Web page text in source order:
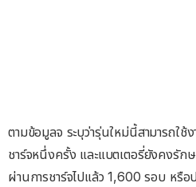
ตามข้อมูลจ ระบุว่ารุ่นใหม่นี้สามารถใช้
ชาร์จหนึ่งครั้ง และแบตเตอรี่ยังคงรัก
ผ่านการชาร์จไปแล้ว 1,600 รอบ หรื